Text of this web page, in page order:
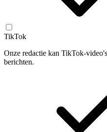
TikTok
Onze redactie kan TikTok-
berichten.